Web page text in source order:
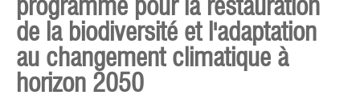
de la biodiversité et l'adaptation
au changement climatique à
horizon 2050